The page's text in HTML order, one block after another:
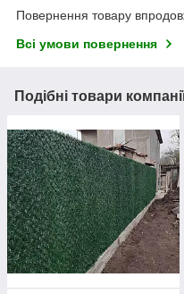
Повернення товару
Всі умови повернення
Подібні товари